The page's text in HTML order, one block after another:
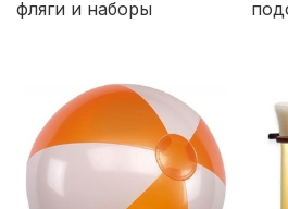
фляги и наборы